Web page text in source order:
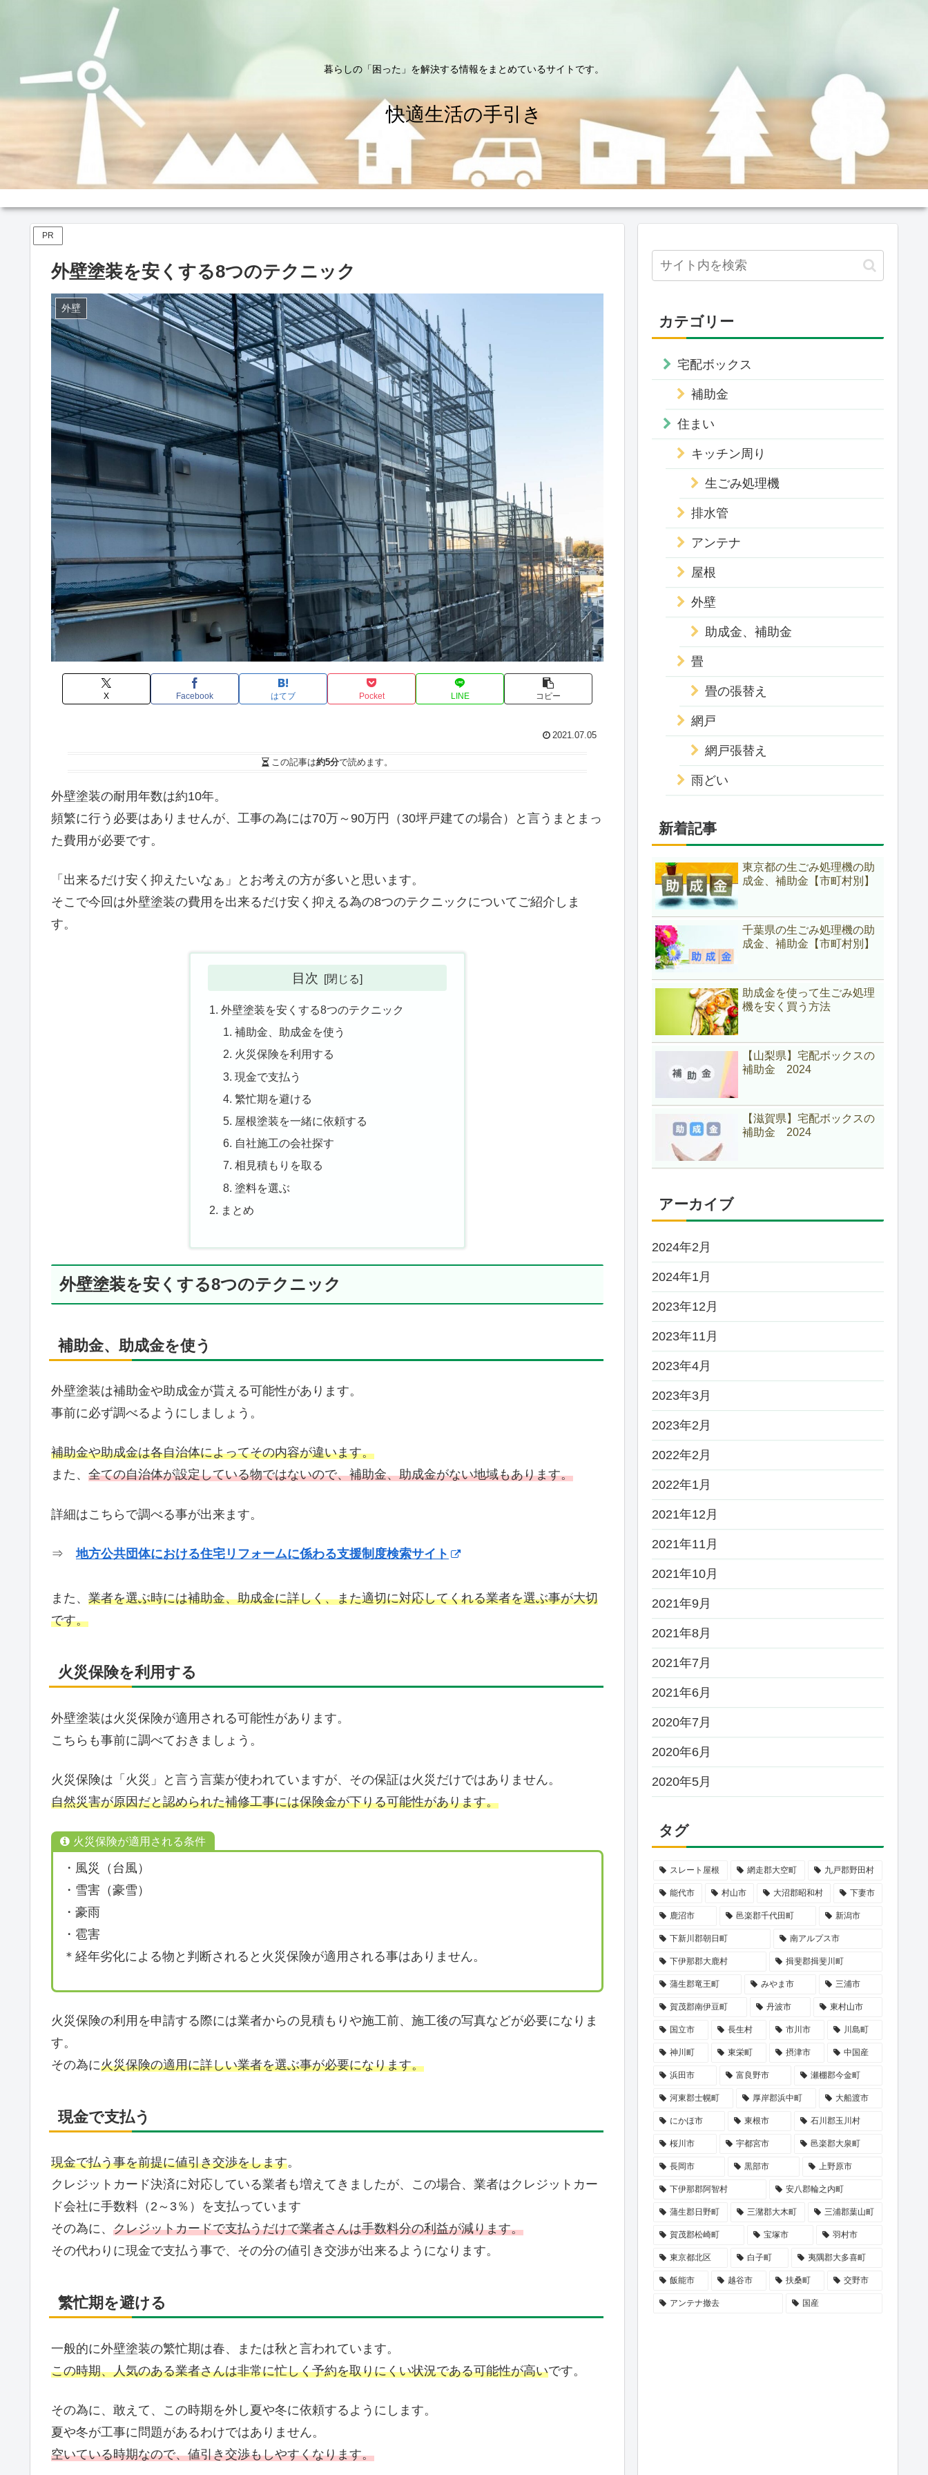
暮らしの「困った」を解決する情報をまとめているサイトです。
快適生活の手引き
PR
外壁塗装を安くする8つのテクニック
外壁
X Facebook はてブ Pocket LINE コピー
2021.07.05
この記事は約5分で読めます。
外壁塗装の耐用年数は約10年。
頻繁に行う必要はありませんが、工事の為には70万～90万円（30坪戸建ての場合）と言うまとまっ
た費用が必要です。
「出来るだけ安く抑えたいなぁ」とお考えの方が多いと思います。
そこで今回は外壁塗装の費用を出来るだけ安く抑える為の8つのテクニックについてご紹介しま
す。
目次
外壁塗装を安くする8つのテクニック
補助金、助成金を使う
火災保険を利用する
現金で支払う
繁忙期を避ける
屋根塗装を一緒に依頼する
自社施工の会社探す
相見積もりを取る
塗料を選ぶ
まとめ
外壁塗装を安くする8つのテクニック
補助金、助成金を使う
外壁塗装は補助金や助成金が貰える可能性があります。
事前に必ず調べるようにしましょう。
補助金や助成金は各自治体によってその内容が違います。
また、 全ての自治体が設定している物ではないので、補助金、助成金がない地域もあります。
詳細はこちらで調べる事が出来ます。
⇒地方公共団体における住宅リフォームに係わる支援制度検索サイト
また、 業者を選ぶ時には補助金、助成金に詳しく、また適切に対応してくれる業者を選ぶ事が大切
です。
火災保険を利用する
外壁塗装は火災保険が適用される可能性があります。
こちらも事前に調べておきましょう。
火災保険は「火災」と言う言葉が使われていますが、その保証は火災だけではありません。
自然災害が原因だと認められた補修工事には保険金が下りる可能性があります。
火災保険が適用される条件
・風災（台風）
・雪害（豪雪）
・豪雨
・雹害
＊経年劣化による物と判断されると火災保険が適用される事はありません。
火災保険の利用を申請する際には業者からの見積もりや施工前、施工後の写真などが必要になりま
す。
その為に火災保険の適用に詳しい業者を選ぶ事が必要になります。
現金で支払う
現金で払う事を前提に値引き交渉をします。
クレジットカード決済に対応している業者も増えてきましたが、この場合、業者はクレジットカー
ド会社に手数料（2～3％）を支払っています
その為に、 クレジットカードで支払うだけで業者さんは手数料分の利益が減ります。
その代わりに現金で支払う事で、その分の値引き交渉が出来るようになります。
繁忙期を避ける
一般的に外壁塗装の繁忙期は春、または秋と言われています。
この時期、人気のある業者さんは非常に忙しく予約を取りにくい状況である可能性が高いです。
その為に、敢えて、この時期を外し夏や冬に依頼するようにします。
夏や冬が工事に問題があるわけではありません。
空いている時期なので、値引き交渉もしやすくなります。
カテゴリー
宅配ボックス
補助金
住まい
キッチン周り
生ごみ処理機
排水管
アンテナ
屋根
外壁
助成金、補助金
畳
畳の張替え
網戸
網戸張替え
雨どい
新着記事
東京都の生ごみ処理機の助
成金、補助金【市町村別】
千葉県の生ごみ処理機の助
成金、補助金【市町村別】
助成金を使って生ごみ処理
機を安く買う方法
【山梨県】宅配ボックスの
補助金 2024
【滋賀県】宅配ボックスの
補助金 2024
アーカイブ
2024年2月
2024年1月
2023年12月
2023年11月
2023年4月
2023年3月
2023年2月
2022年2月
2022年1月
2021年12月
2021年11月
2021年10月
2021年9月
2021年8月
2021年7月
2021年6月
2020年7月
2020年6月
2020年5月
タグ
スレート屋根 網走郡大空町 九戸郡野田村
能代市 村山市 大沼郡昭和村 下妻市
鹿沼市 邑楽郡千代田町 新潟市
下新川郡朝日町 南アルプス市
下伊那郡大鹿村 揖斐郡揖斐川町
蒲生郡竜王町 みやま市 三浦市
賀茂郡南伊豆町 丹波市 東村山市
国立市 長生村 市川市 川島町
神川町 東栄町 摂津市 中国産
浜田市 富良野市 瀬棚郡今金町
河東郡士幌町 厚岸郡浜中町 大船渡市
にかほ市 東根市 石川郡玉川村
桜川市 宇都宮市 邑楽郡大泉町
長岡市 黒部市 上野原市
下伊那郡阿智村 安八郡輪之内町
蒲生郡日野町 三潴郡大木町 三浦郡葉山町
賀茂郡松崎町 宝塚市 羽村市
東京都北区 白子町 夷隅郡大多喜町
飯能市 越谷市 扶桑町 交野市
アンテナ撤去 国産